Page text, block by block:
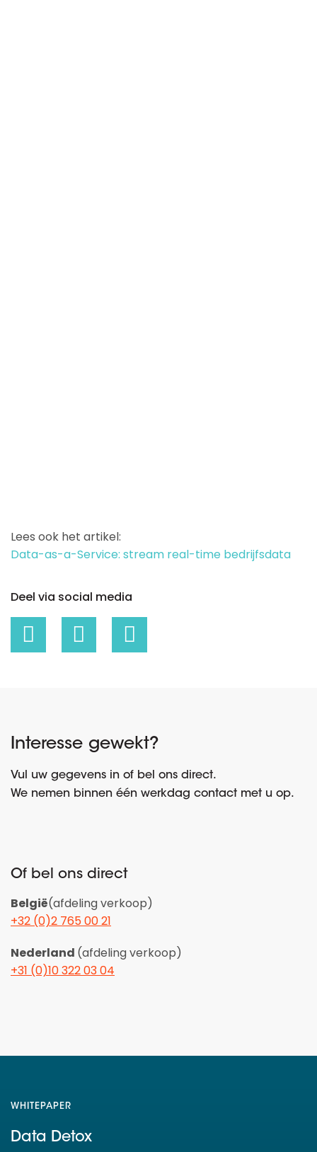
Lees ook het artikel:
Data-as-a-Service: stream real-time bedrijfsdata
Deel via social media
Interesse gewekt?
Vul uw gegevens in of bel ons direct.
We nemen binnen één werkdag contact met u op.
Of bel ons direct
België(afdeling verkoop)
+32 (0)2 765 00 21
Nederland (afdeling verkoop)
+31 (0)10 322 03 04
WHITEPAPER
Data Detox